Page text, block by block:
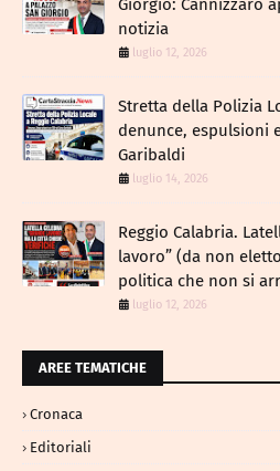
Giorgio: Cannizzaro
notizia
luglio 12, 2026
​Stretta della Polizia
denunce, espulsioni
Garibaldi
luglio 14, 2026
Reggio Calabria.
lavoro” (da non
politica che non si
luglio 12, 2026
AREE TEMATICHE
Cronaca
Editoriali